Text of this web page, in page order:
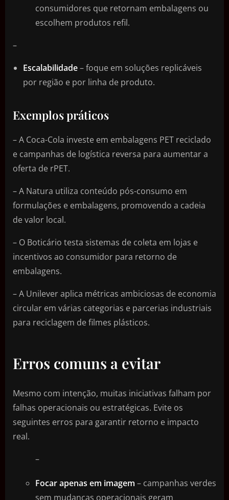
consumidores que retornam embalagens ou
escolhem produtos refil.
–
Escalabilidade– foque em soluções replicáveis
por região e por linha de produto.
Exemplos práticos
– A Coca-Cola investe em embalagens PET reciclado
e campanhas de logística reversa para aumentar a
oferta de rPET.
– A Natura utiliza conteúdo pós-consumo em
formulações e embalagens, promovendo a cadeia
de valor local.
– O Boticário testa sistemas de coleta em lojas e
incentivos ao consumidor para retorno de
embalagens.
– A Unilever aplica métricas ambiciosas de economia
circular em várias categorias e parcerias industriais
para reciclagem de filmes plásticos.
Erros comuns a evitar
Mesmo com intenção, muitas iniciativas falham por
falhas operacionais ou estratégicas. Evite os
seguintes erros para garantir retorno e impacto
real.
–
Focar apenas em imagem – campanhas verdes
sem mudanças operacionais geram